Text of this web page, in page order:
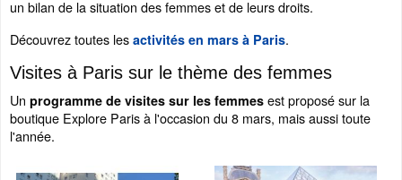
un bilan de la situation des femmes et de leurs droits.
Découvrez toutes les activités en mars à Paris.
Visites à Paris sur le thème des femmes
Un programme de visites sur les femmes est proposé sur la
boutique Explore Paris à l'occasion du 8 mars, mais aussi toute
l'année.